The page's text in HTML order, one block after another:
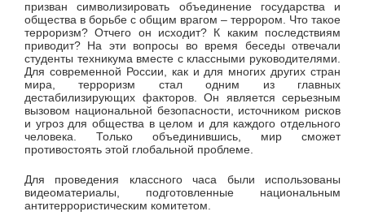
призван символизировать объединение государства и
общества в борьбе с общим врагом – террором. Что такое
терроризм? Отчего он исходит? К каким последствиям
приводит? На эти вопросы во время беседы отвечали
студенты техникума вместе с классными руководителями.
Для современной России, как и для многих других стран
мира, терроризм стал одним из главных
дестабилизирующих факторов. Он является серьезным
вызовом национальной безопасности, источником рисков
и угроз для общества в целом и для каждого отдельного
человека. Только объединившись, мир сможет
противостоять этой глобальной проблеме.
Для проведения классного часа были использованы
видеоматериалы, подготовленные национальным
антитеррористическим комитетом.